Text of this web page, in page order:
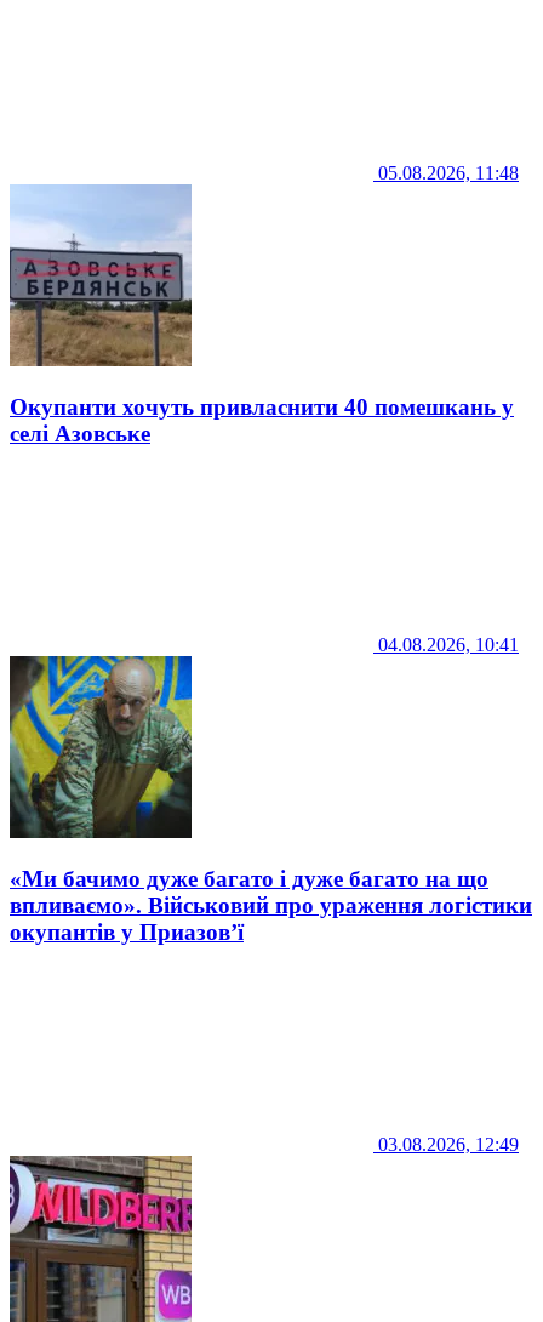
05.08.2026, 11:48
Окупанти хочуть привласнити 40 помешкань у
селі Азовське
04.08.2026, 10:41
«Ми бачимо дуже багато і дуже багато на що
впливаємо». Військовий про ураження логістики
окупантів у Приазов’ї
03.08.2026, 12:49